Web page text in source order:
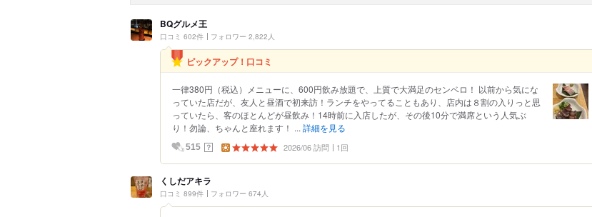
BQグルメ王
口コミ 602件 フォロワー 2,822人
ピックアップ！口コミ
一律380円（税込）メニューに、600円飲み放題で、上質で大満足のセンベロ！ 以前から気にな
っていた店だが、友人と昼酒で初来訪！ランチをやってることもあり、店内は８割の入りっと思
っていたら、客のほとんどが昼飲み！14時前に入店したが、その後10分で満席という人気ぶ
り！勿論、ちゃんと座れます！ ... 詳細を見る
515 ？ 2026/06 訪問 1回
くしだアキラ
口コミ 899件 フォロワー 674人